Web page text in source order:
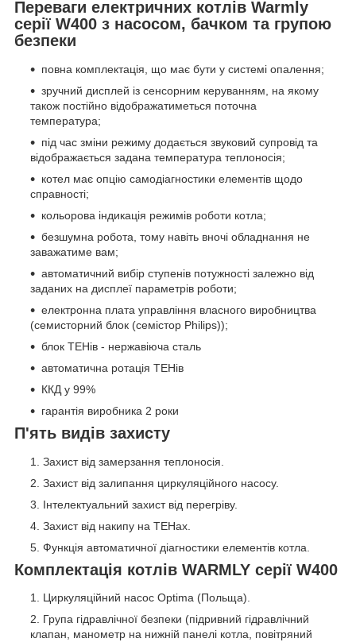
Переваги електричних котлів Warmly
серії W400 з насосом, бачком та групою
безпеки
повна комплектація, що має бути у системі опалення;
зручний дисплей із сенсорним керуванням, на якому
також постійно відображатиметься поточна
температура;
під час зміни режиму додається звуковий супровід та
відображається задана температура теплоносія;
котел має опцію самодіагностики елементів щодо
справності;
кольорова індикація режимів роботи котла;
безшумна робота, тому навіть вночі обладнання не
заважатиме вам;
автоматичний вибір ступенів потужності залежно від
заданих на дисплеї параметрів роботи;
електронна плата управління власного виробництва
(семисторний блок (семістор Philips));
блок ТЕНів - нержавіюча сталь
автоматична ротація ТЕНів
ККД у 99%
гарантія виробника 2 роки
П'ять видів захисту
Захист від замерзання теплоносія.
Захист від залипання циркуляційного насосу.
Інтелектуальний захист від перегріву.
Захист від накипу на ТЕНах.
Функція автоматичної діагностики елементів котла.
Комплектація котлів WARMLY серії W400
Циркуляційний насос Optima (Польща).
Група гідравлічної безпеки (підривний гідравлічний
клапан, манометр на нижній панелі котла, повітряний